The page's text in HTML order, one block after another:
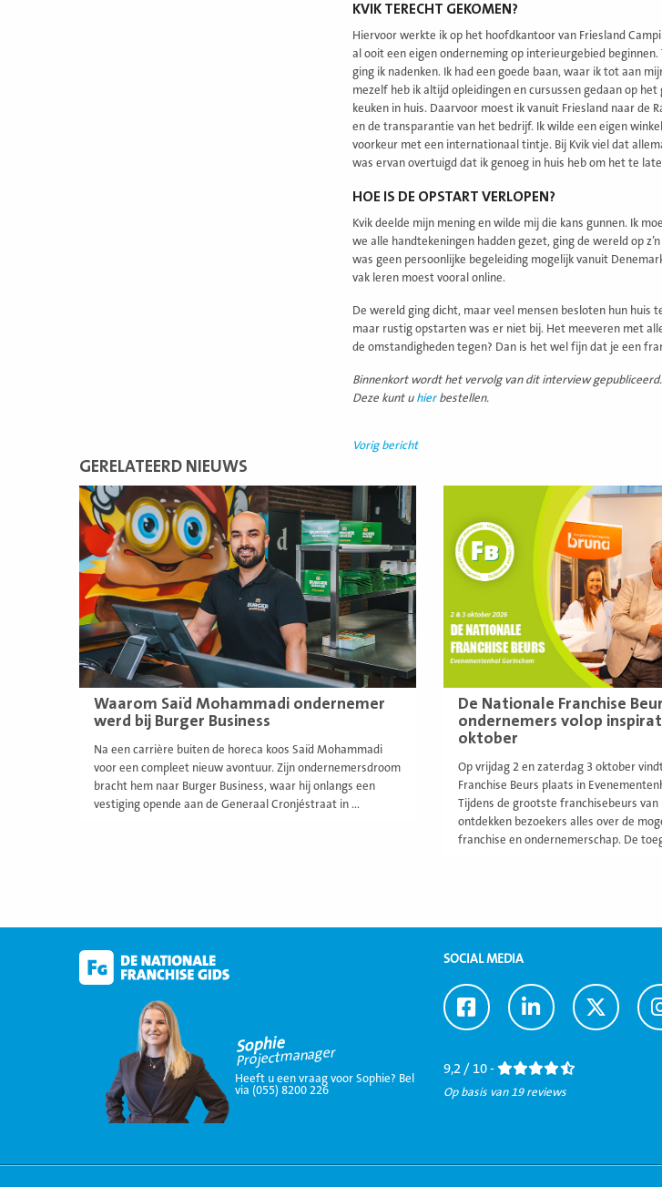
KVIK TERECHT GEKOMEN?
Hiervoor werkte ik op het hoofdkantoor van Friesland
al ooit een eigen onderneming op interieurgebied
ging ik nadenken. Ik had een goede baan, waar ik tot aan
mezelf heb ik altijd opleidingen en cursussen gedaan op
keuken in huis. Daarvoor moest ik vanuit Friesland naar de
en de transparantie van het bedrijf. Ik wilde een eigen
voorkeur met een internationaal tintje. Bij Kvik viel dat
was ervan overtuigd dat ik genoeg in huis heb om het te
HOE IS DE OPSTART VERLOPEN?
Kvik deelde mijn mening en wilde mij die kans gunnen. Ik
we alle handtekeningen hadden gezet, ging de wereld op
was geen persoonlijke begeleiding mogelijk vanuit
vak leren moest vooral online.
De wereld ging dicht, maar veel mensen besloten hun huis
maar rustig opstarten was er niet bij. Het meeveren met
de omstandigheden tegen? Dan is het wel fijn dat je een
Binnenkort wordt het vervolg van dit interview
Deze kunt u hierbestellen.
Vorig bericht
GERELATEERD NIEUWS
Waarom Saïd Mohammadi ondernemer
werd bij Burger Business
Na een carrière buiten de horeca koos Saïd Mohammadi
voor een compleet nieuw avontuur. Zijn ondernemersdroom
bracht hem naar Burger Business, waar hij onlangs een
vestiging opende aan de Generaal Cronjéstraat in ...
Lees
meer
De Nationale Franchise
ondernemers volop
oktober
Op vrijdag 2 en zaterdag 3 oktober
Franchise Beurs plaats in
Tijdens de grootste franchisebeurs van
ontdekken bezoekers alles over de
franchise en ondernemerschap. De
Sophie
Projectmanager
Heeft u een vraag voor Sophie? Bel
via (055) 8200 226
SOCIAL MEDIA
Ga
naar
Ga
naar
Ga
naar
9,2 / 10 -
Op basis van 19 reviews